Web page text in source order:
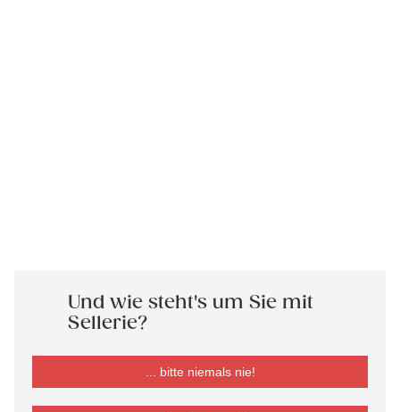
Und wie steht's um Sie mit
Sellerie?
... bitte niemals nie!